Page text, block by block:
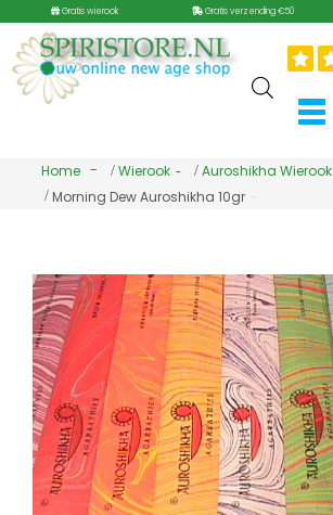
Gratis wierook Gratis verzending €50
Home Wierook
Auroshikha Wierook
Morning Dew Auroshikha 10gr